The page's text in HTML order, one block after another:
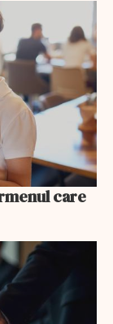
care